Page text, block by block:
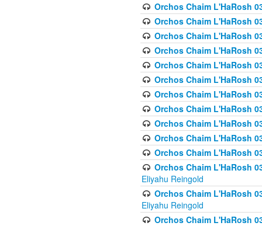
Orchos Chaim L'HaRosh
Orchos Chaim L'HaRosh
Orchos Chaim L'HaRosh
Orchos Chaim L'HaRosh
Orchos Chaim L'HaRosh
Orchos Chaim L'HaRosh
Orchos Chaim L'HaRosh
Orchos Chaim L'HaRosh
Orchos Chaim L'HaRosh
Orchos Chaim L'HaRosh
Orchos Chaim L'HaRosh
Orchos Chaim L'HaRosh
Eliyahu Reingold
Orchos Chaim L'HaRosh
Eliyahu Reingold
Orchos Chaim L'HaRosh